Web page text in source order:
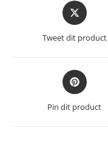
Opent
in
een
nieuw
Tweet dit product
Opent
in
een
nieuw
Pin dit product